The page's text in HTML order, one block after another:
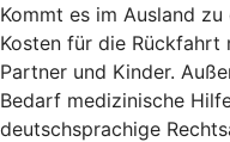
Kommt es im Ausland
Kosten für die Rückfahrt
Partner und Kinder.
Bedarf medizinische
deutschsprachige